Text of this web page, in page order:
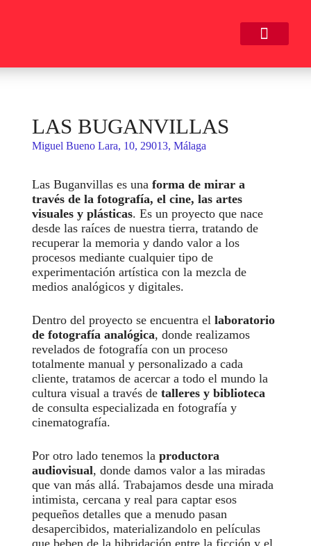
LAS BUGANVILLAS
Miguel Bueno Lara, 10, 29013, Málaga
Las Buganvillas es una forma de mirar a
través de la fotografía, el cine, las artes
visuales y plásticas. Es un proyecto que nace
desde las raíces de nuestra tierra, tratando de
recuperar la memoria y dando valor a los
procesos mediante cualquier tipo de
experimentación artística con la mezcla de
medios analógicos y digitales.
Dentro del proyecto se encuentra el laboratorio
de fotografía analógica, donde realizamos
revelados de fotografía con un proceso
totalmente manual y personalizado a cada
cliente, tratamos de acercar a todo el mundo la
cultura visual a través de talleres y biblioteca
de consulta especializada en fotografía y
cinematografía.
Por otro lado tenemos la productora
audiovisual, donde damos valor a las miradas
que van más allá. Trabajamos desde una mirada
intimista, cercana y real para captar esos
pequeños detalles que a menudo pasan
desapercibidos, materializandolo en películas
que beben de la hibridación entre la ficción y el